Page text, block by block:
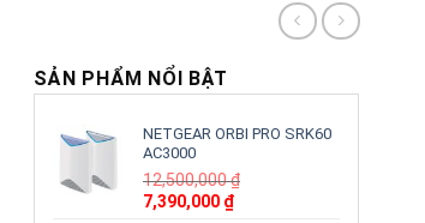
SẢN PHẨM NỔI BẬT
NETGEAR ORBI PRO SRK60
AC3000
12,500,000₫
Giá
7,390,000 ₫Giá